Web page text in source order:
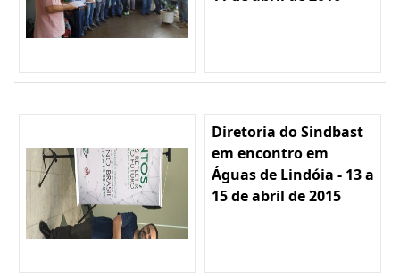
Diretoria do Sindbast
em encontro em
Águas de Lindóia - 13 a
15 de abril de 2015